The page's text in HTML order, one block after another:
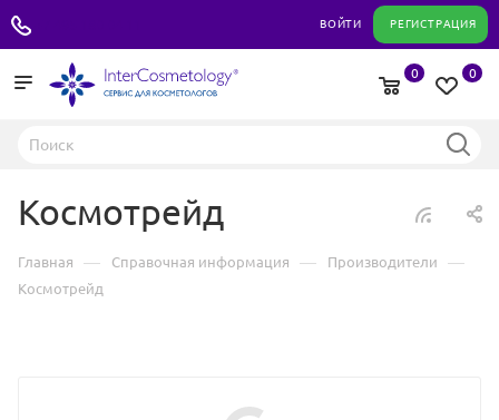
ВОЙТИ РЕГИСТРАЦИЯ
0
0
Космотрейд
Главная — Справочная информация — Производители —
Космотрейд